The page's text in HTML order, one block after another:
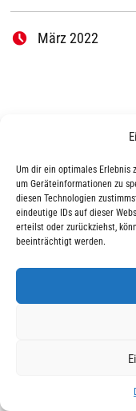
Um dir ein optimales Erlebnis
um Geräteinformationen zu
diesen Technologien
eindeutige IDs auf dieser
erteilst oder zurückziehst,
beeinträchtigt werden.
März 2022
Impressum |